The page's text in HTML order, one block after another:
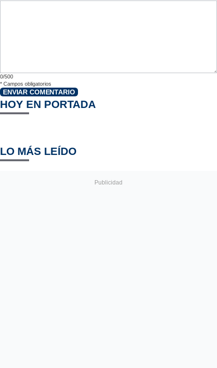
0/500
* Campos obligatorios
ENVIAR COMENTARIO
HOY EN PORTADA
LO MÁS LEÍDO